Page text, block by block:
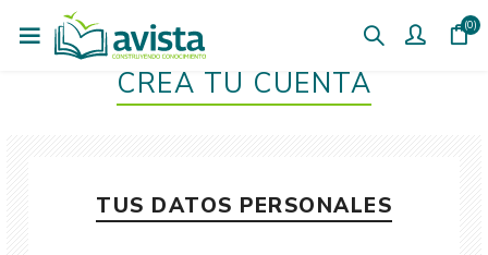
(0)
CREÁ TU CUENTA
TUS DATOS PERSONALES